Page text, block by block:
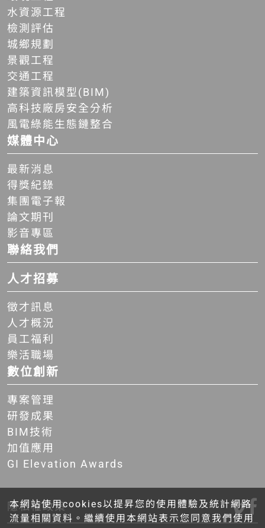
水資源工程
檢測評估
城鄉規劃
景觀工程
交通工程
建築資訊模型(BIM)
高科技廠房安全分析
風電綠能生態鏈整合
媒體中心
最新消息
得獎紀錄
集團電子報
論文期刊
影音專區
聯絡我們
人才招募
徵才訊息
人才概況
員工福利
樂活職場
數位創新
專案管理
研發成果
BIM技術
加值應用
GI Elevation Awards
隱私權政策
本網站使用cookies以提昇您的使用體驗及統計網路
流量相關資料。繼續使用本網站表示您同意我們使用